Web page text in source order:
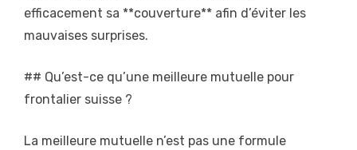
efficacement sa **couverture** afin d’éviter les
mauvaises surprises.
## Qu’est-ce qu’une meilleure mutuelle pour
frontalier suisse ?
La meilleure mutuelle n’est pas une formule